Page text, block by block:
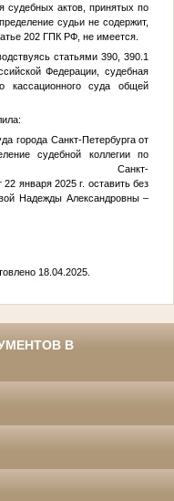
судебных актов, принятых по
судьи не содержит,
202 ГПК РФ, не имеется.
статьями 390, 390.1
Федерации, судебная
кассационного суда общей
города Санкт-Петербурга от
судебной коллегии по
Санкт-
2025 г. оставить без
Надежды Александровны –
18.04.2025.
В